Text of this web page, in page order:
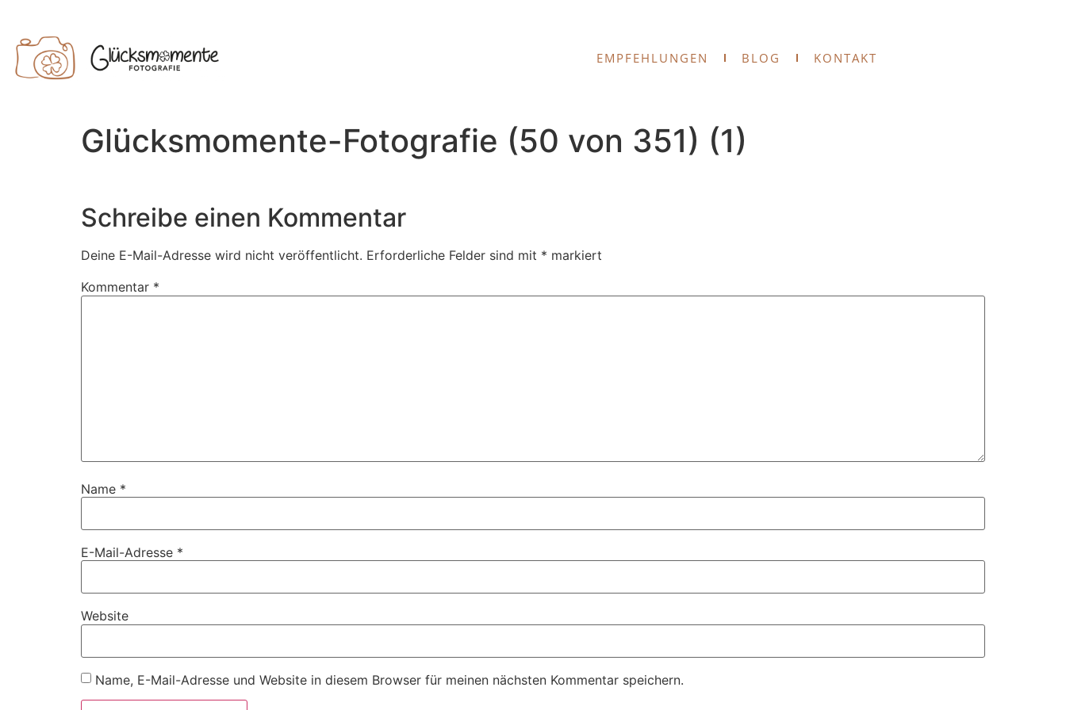
EMPFEHLUNGEN BLOG KONTAKT
Glücksmomente-Fotografie (50 von 351) (1)
Schreibe einen Kommentar
Deine E-Mail-Adresse wird nicht veröffentlicht. Erforderliche Felder sind mit * markiert
Kommentar *
Name *
E-Mail-Adresse *
Website
Name, E-Mail-Adresse und Website in diesem Browser für meinen nächsten Kommentar speichern.